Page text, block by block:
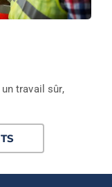
travail sûr,